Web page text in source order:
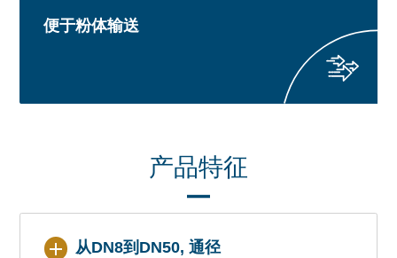
便于粉体输送
产品特征
从DN8到DN50, 通径